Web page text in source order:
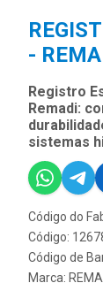
-
Registro
Remadi:
sistemas
Código do
Código:
Código de
Marca: